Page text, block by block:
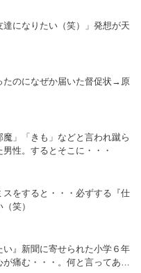
達になりたい（笑）」発想が天
たのになぜか届いた督促状→原
」「きも」などと言われ蹴ら
性。するとそこに・・・
スをすると・・・必ずする『仕
笑）
い』新聞に寄せられた小学６年
痛む・・・。何と言ってあげ